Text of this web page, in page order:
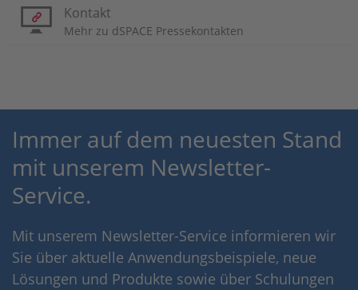
Kontakt
Mehr zu dSPACE Pressekontakten
Immer auf dem neuesten Stand
mit unserem Newsletter-
Service.
Mit unserem Newsletter-Service informieren wir
Sie über aktuelle Anwendungsbeispiele, neue
Lösungen und Produkte sowie über Schulungen